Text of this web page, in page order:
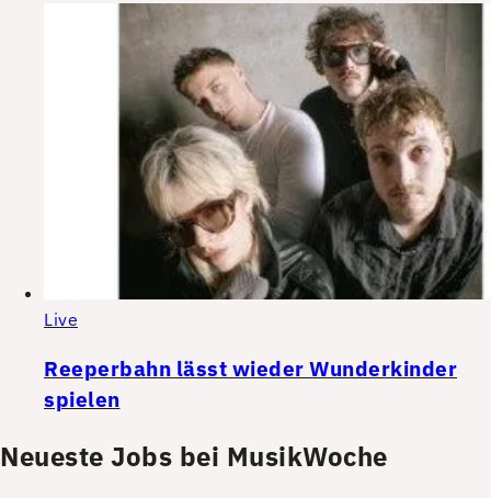
Live
Reeperbahn lässt wieder Wunderkinder
spielen
Neueste Jobs bei MusikWoche